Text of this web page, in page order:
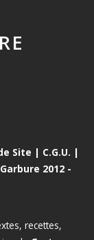
Site | C.G.U. |
2012 -
recettes,